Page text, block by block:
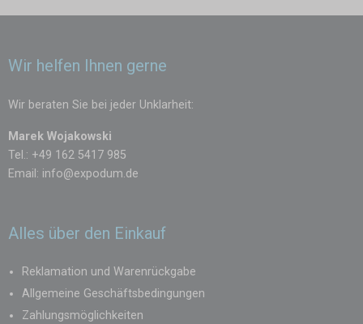
Wir helfen Ihnen gerne
Wir beraten Sie bei jeder Unklarheit:
Marek Wojakowski
Tel.: +49 162 5417 985
Email: info@expodum.de
Alles über den Einkauf
Reklamation und Warenrückgabe
Allgemeine Geschäftsbedingungen
Zahlungsmöglichkeiten